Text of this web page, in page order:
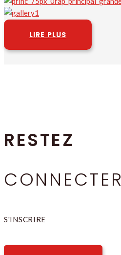
LIRE PLUS
RESTEZ
CONNECTER
S'INSCRIRE